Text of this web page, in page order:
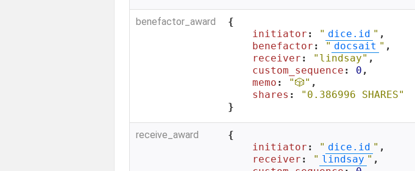
benefactor_award
{
initiator : " dice.id " ,
benefactor : " docsait " ,
receiver : "lindsay" ,
custom_sequence : 0 ,
memo : "🎲" ,
shares :
"0.386996 SHARES"
}
receive_award
{
initiator : " dice.id " ,
receiver : " lindsay " ,